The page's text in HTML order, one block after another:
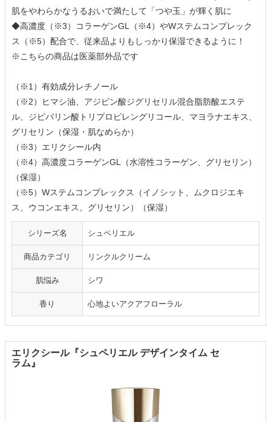
肌をやわらかなうるおいで満たして「つや玉」が輝く肌に
◆高濃度（※3）コラーゲンGL（※4）やWステムコンプレック
ス（※5）配合で、従来品よりもしっかり保湿できるように！
※こちらの商品は医薬部外品です
（※1）有効成分レチノール
（※2）ヒマシ油、アジピン酸ジグリセリル混合脂肪酸エステ
ル、ジピバリン酸トリプロピレングリコール、マヨラナエキス、
グリセリン（保湿・肌なめらか）
（※3）エリクシール内
（※4）高濃度コラーゲンGL（水溶性コラーゲン、グリセリン）
（保湿）
（※5）Wステムコンプレックス（イノシット、ムクロジエキ
ス、ウコンエキス、グリセリン）（保湿）
シリーズ名 シュペリエル
商品カテゴリ リンクルクリーム
肌悩み シワ
香り 心地よいアクアフローラル
エリクシール『シュペリエル デザインタイム セ
ラム』